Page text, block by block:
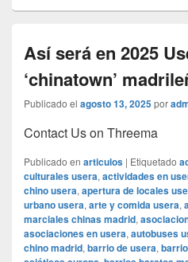
Así será en 2025
‘chinatown’
Publicado el agosto 13, 2025por
Contact Us on Threema
Publicado en articulos | Etiquetado
culturales usera, actividades en
chino usera, apertura de locales
urbano usera, arte y comida usera,
marciales chinas madrid,
asociaciones en usera, autobuses
chino madrid, barrio de usera,